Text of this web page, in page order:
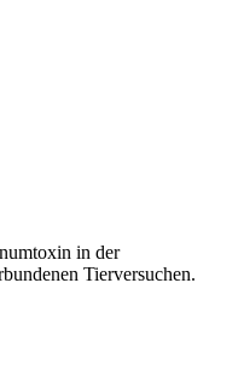
in der
Tierversuchen.